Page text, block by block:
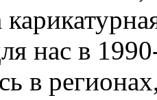
нас в
в